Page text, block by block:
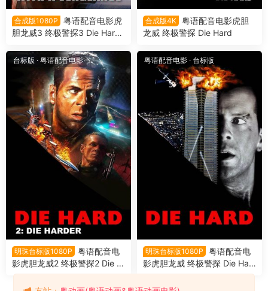
合成版1080P
粤语配音电影虎
胆龙威3 终极警探3 Die Hard:
合成版4K 粤语配音电影虎胆
龙威 终极警探 Die Hard
台标版 · 粤语配音电影
明珠台标版1080P
粤语配音电
影虎胆龙威2 终极警探2 Die H
ard 2 虎胆龙威第二部
粤语配音电影 · 台标版
明珠台标版1080P
粤语配音电
影虎胆龙威 终极警探 Die Har
d 虎胆龙威第一部